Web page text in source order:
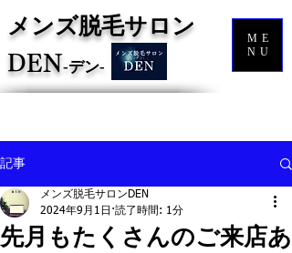
メンズ脱毛サロン
DEN‐デン‐
ME
NU
記事
先月もたくさんのご来店あ
メンズ脱毛サロンDEN
2024年9月1日 読了時間: 1分